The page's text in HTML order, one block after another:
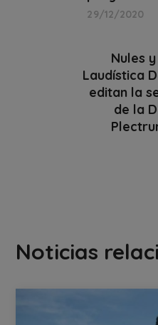
29/12/2020
Nules
Laudística
editan la
de la
Noticias